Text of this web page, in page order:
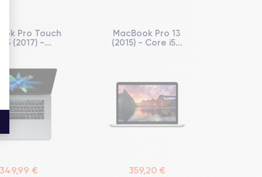
Pro Touch
15 (2017) -...
349,99 €
MacBook Pro 13
(2015) - Core i5...
359,20 €